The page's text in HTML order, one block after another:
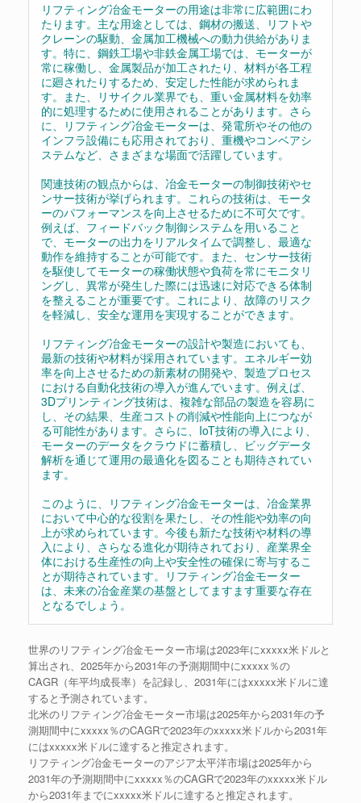
リフティング冶金モーターの用途は非常に広範囲にわ
たります。主な用途としては、鋼材の搬送、リフトや
クレーンの駆動、金属加工機械への動力供給がありま
す。特に、鋼鉄工場や非鉄金属工場では、モーターが
常に稼働し、金属製品が加工されたり、材料が各工程
に廻されたりするため、安定した性能が求められま
す。また、リサイクル業界でも、重い金属材料を効率
的に処理するために使用されることがあります。さら
に、リフティング冶金モーターは、発電所やその他の
インフラ設備にも応用されており、重機やコンベアシ
ステムなど、さまざまな場面で活躍しています。
関連技術の観点からは、冶金モーターの制御技術やセ
ンサー技術が挙げられます。これらの技術は、モータ
ーのパフォーマンスを向上させるために不可欠です。
例えば、フィードバック制御システムを用いること
で、モーターの出力をリアルタイムで調整し、最適な
動作を維持することが可能です。また、センサー技術
を駆使してモーターの稼働状態や負荷を常にモニタリ
ングし、異常が発生した際には迅速に対応できる体制
を整えることが重要です。これにより、故障のリスク
を軽減し、安全な運用を実現することができます。
リフティング冶金モーターの設計や製造においても、
最新の技術や材料が採用されています。エネルギー効
率を向上させるための新素材の開発や、製造プロセス
における自動化技術の導入が進んでいます。例えば、
3Dプリンティング技術は、複雑な部品の製造を容易に
し、その結果、生産コストの削減や性能向上につなが
る可能性があります。さらに、IoT技術の導入により、
モーターのデータをクラウドに蓄積し、ビッグデータ
解析を通じて運用の最適化を図ることも期待されてい
ます。
このように、リフティング冶金モーターは、冶金業界
において中心的な役割を果たし、その性能や効率の向
上が求められています。今後も新たな技術や材料の導
入により、さらなる進化が期待されており、産業界全
体における生産性の向上や安全性の確保に寄与するこ
とが期待されています。リフティング冶金モーター
は、未来の冶金産業の基盤としてますます重要な存在
となるでしょう。
世界のリフティング冶金モーター市場は2023年にxxxxx米ドルと
算出され、2025年から2031年の予測期間中にxxxxx％の
CAGR（年平均成長率）を記録し、2031年にはxxxxx米ドルに達
すると予測されています。
北米のリフティング冶金モーター市場は2025年から2031年の予
測期間中にxxxxx％のCAGRで2023年のxxxxx米ドルから2031年
にはxxxxx米ドルに達すると推定されます。
リフティング冶金モーターのアジア太平洋市場は2025年から
2031年の予測期間中にxxxxx％のCAGRで2023年のxxxxx米ドル
から2031年までにxxxxx米ドルに達すると推定されます。